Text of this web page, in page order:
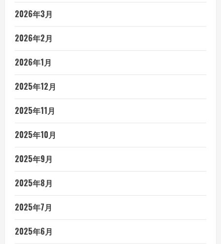
2026年3月
2026年2月
2026年1月
2025年12月
2025年11月
2025年10月
2025年9月
2025年8月
2025年7月
2025年6月